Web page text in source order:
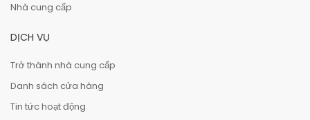
Nhà cung cấp
DỊCH VỤ
Trở thành nhà cung cấp
Danh sách cửa hàng
Tin tức hoạt động